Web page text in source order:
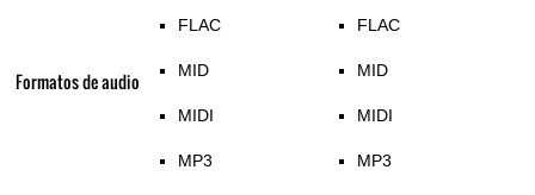
Formatos de audio
FLAC
MID
MIDI
MP3
FLAC
MID
MIDI
MP3